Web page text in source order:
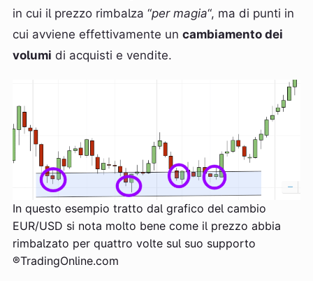
in cui il prezzo rimbalza “per magia“, ma di punti in
cui avviene effettivamente un cambiamento dei
volumi di acquisti e vendite.
In questo esempio tratto dal grafico del cambio
EUR/USD si nota molto bene come il prezzo abbia
rimbalzato per quattro volte sul suo supporto
®TradingOnline.com